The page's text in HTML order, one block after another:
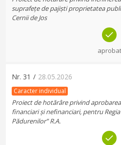
suprafețe de pajiști proprietatea
Cernii de Jos
aprobat
Nr. 31 / 28.05.2026
Caracter individual
Proiect de hotărâre privind
financiari și nefinanciari, pentru
Pădurenilor” R.A.